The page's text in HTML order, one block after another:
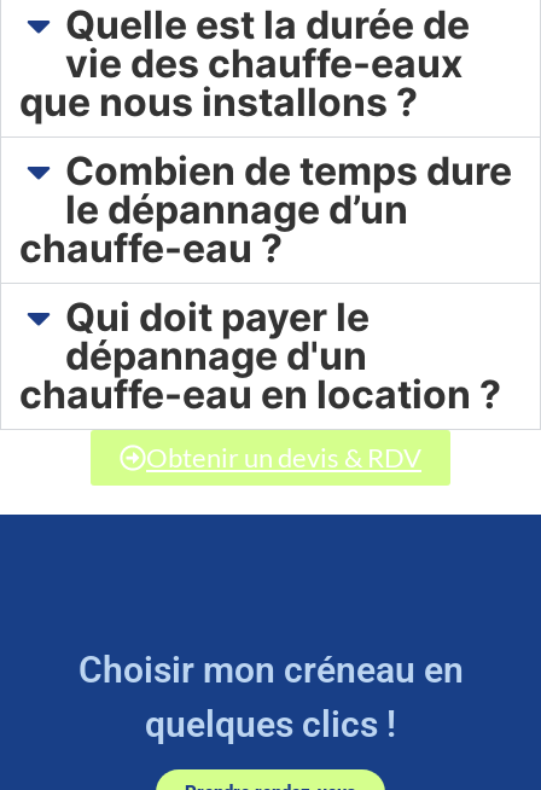
Quelle est la durée de
vie des chauffe-eaux
que nous installons ?
Combien de temps dure
le dépannage d’un
chauffe-eau ?
Qui doit payer le
dépannage d'un
chauffe-eau en location ?
Obtenir un devis & RDV
Choisir mon créneau en
quelques clics !